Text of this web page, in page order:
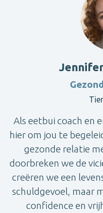
Als eetbui coach en
hier om jou te
gezonde relatie
doorbreken we de
creëren we een
schuldgevoel, maar
confidence en